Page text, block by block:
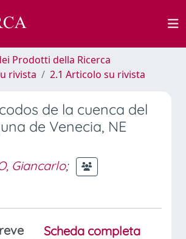
Prodotti della Ricerca
rivista
2.1 Articolo su rivista
de la cuenca del
de Venecia, NE
Giancarlo;
Scheda completa